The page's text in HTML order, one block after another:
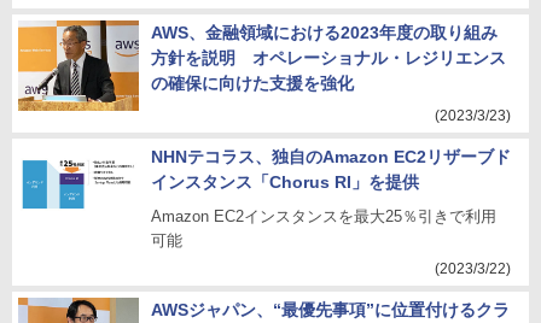
AWS、金融領域における2023年度の取り組み
方針を説明 オペレーショナル・レジリエンス
の確保に向けた支援を強化
(2023/3/23)
NHNテコラス、独自のAmazon EC2リザーブド
インスタンス「Chorus RI」を提供
Amazon EC2インスタンスを最大25％引きで利用
可能
(2023/3/22)
AWSジャパン、“最優先事項”に位置付けるクラ